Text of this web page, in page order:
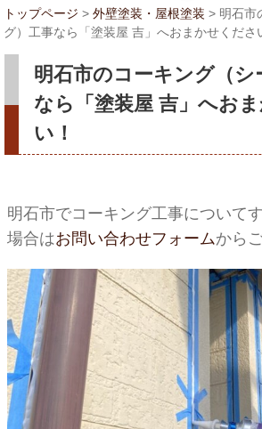
トップページ > 外壁塗装・屋根塗装 > 明石市
グ）工事なら「塗装屋 吉」へおまかせくださ
明石市のコーキング（シ
なら「塗装屋 吉」へお
い！
明石市でコーキング工事について
場合はお問い合わせフォームから